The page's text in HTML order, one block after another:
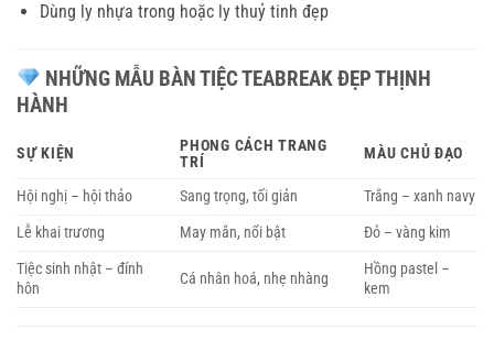
Dùng ly nhựa trong hoặc ly thuỷ tinh đẹp
NHỮNG MẪU BÀN TIỆC TEABREAK ĐẸP THỊNH
HÀNH
SỰ KIỆN
PHONG CÁCH TRANG
TRÍ
MÀU CHỦ ĐẠO
Hội nghị – hội thảo Sang trọng, tối giản
Trắng – xanh navy
Lễ khai trương
May mắn, nổi bật
Đỏ – vàng kim
Tiệc sinh nhật – đính
hôn
Cá nhân hoá, nhẹ nhàng
Hồng pastel –
kem